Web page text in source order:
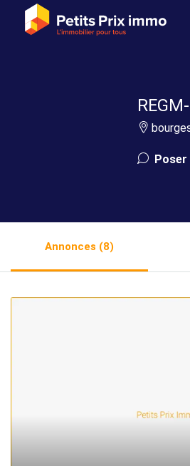
Poser
Annonces (8)